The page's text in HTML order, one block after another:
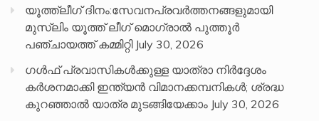
യൂത്ത്ലീഗ് ദിനം:സേവനപ്രവർത്തനങ്ങളുമായി
മുസ്ലിം യൂത്ത് ലീഗ് മൊഗ്രാൽ പുത്തൂർ
പഞ്ചായത്ത് കമ്മിറ്റി July 30, 2026
ഗൾഫ് പ്രവാസികൾക്കുള്ള യാത്രാ നിർദ്ദേശം
കർശനമാക്കി ഇന്ത്യൻ വിമാനക്കമ്പനികൾ; ശ്രദ്ധ
കുറഞ്ഞാൽ യാത്ര മുടങ്ങിയേക്കാം July 30, 2026